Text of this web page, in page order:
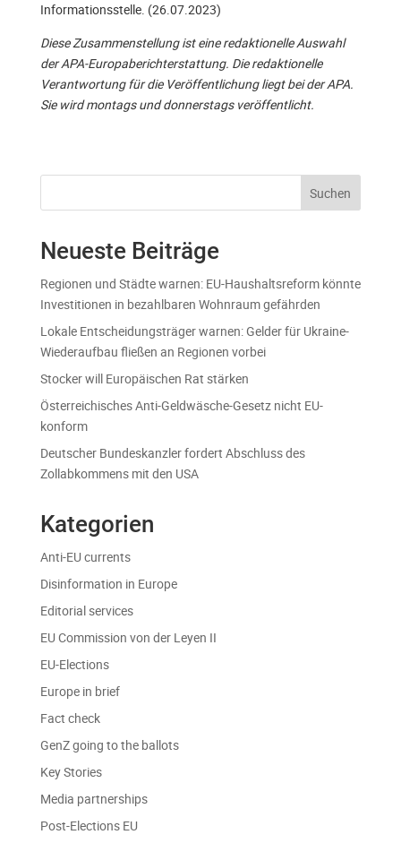
Informationsstelle. (26.07.2023)
Diese Zusammenstellung ist eine redaktionelle Auswahl
der APA-Europaberichterstattung. Die redaktionelle
Verantwortung für die Veröffentlichung liegt bei der APA.
Sie wird montags und donnerstags veröffentlicht.
Suchen
Neueste Beiträge
Regionen und Städte warnen: EU-Haushaltsreform könnte
Investitionen in bezahlbaren Wohnraum gefährden
Lokale Entscheidungsträger warnen: Gelder für Ukraine-
Wiederaufbau fließen an Regionen vorbei
Stocker will Europäischen Rat stärken
Österreichisches Anti-Geldwäsche-Gesetz nicht EU-
konform
Deutscher Bundeskanzler fordert Abschluss des
Zollabkommens mit den USA
Kategorien
Anti-EU currents
Disinformation in Europe
Editorial services
EU Commission von der Leyen II
EU-Elections
Europe in brief
Fact check
GenZ going to the ballots
Key Stories
Media partnerships
Post-Elections EU